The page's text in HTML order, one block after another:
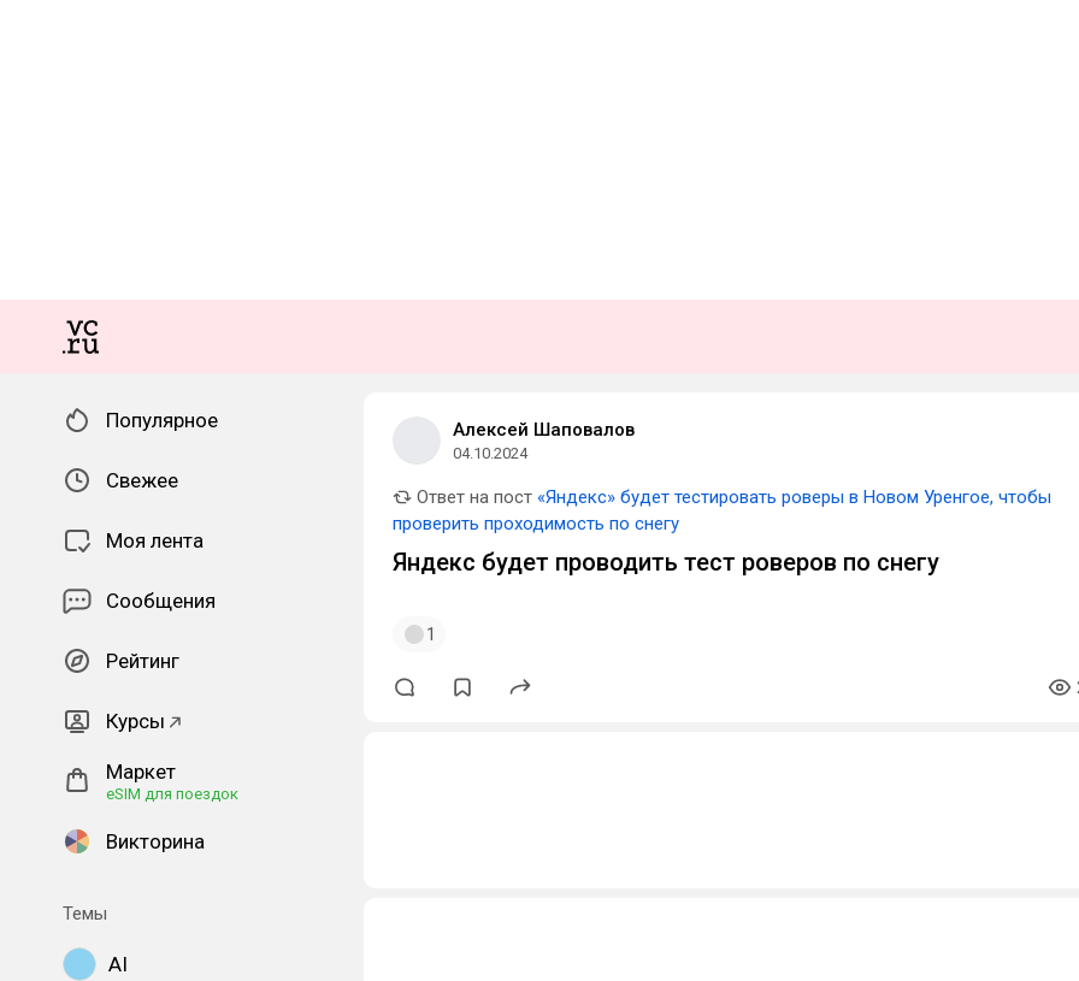
Популярное
Свежее
Моя лента
Сообщения
Рейтинг
Курсы
Маркет
eSIM для поездок
Викторина
Темы
AI
Алексей Шаповалов
04.10.2024
Ответ на пост «Яндекс» будет тестировать роверы в Новом Уренгое, чтобы
проверить проходимость по снегу
Яндекс будет проводить тест роверов по снегу
1